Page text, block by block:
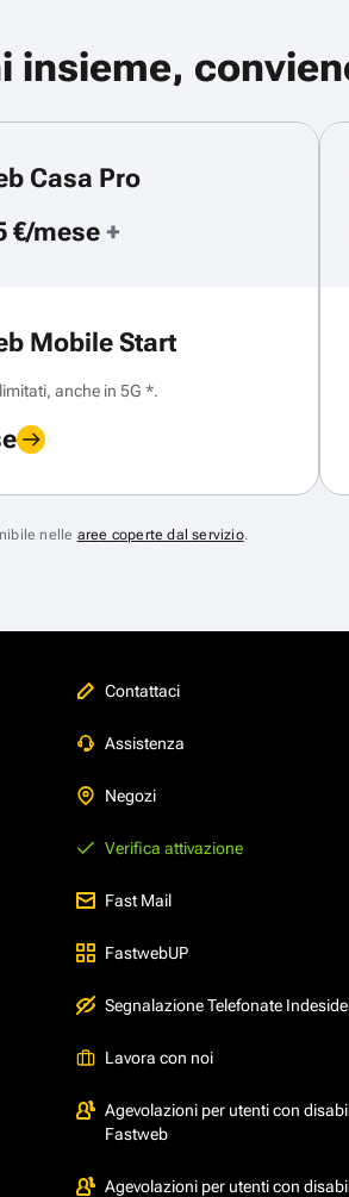
insieme,
Casa Pro
€/mese +
Mobile Start
anche in 5G *.
nelle aree coperte dal servizio.
Contattaci
Assistenza
Negozi
Verifica attivazione
Fast Mail
FastwebUP
Segnalazione Telefonate
Lavora con noi
Agevolazioni per utenti con
Fastweb
Agevolazioni per utenti con